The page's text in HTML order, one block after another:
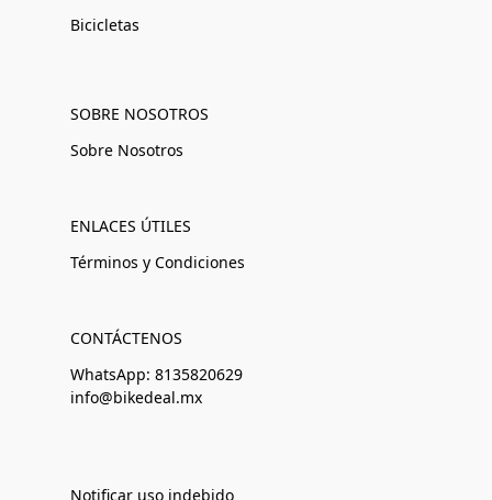
Bicicletas
SOBRE NOSOTROS
Sobre Nosotros
ENLACES ÚTILES
Términos y Condiciones
CONTÁCTENOS
WhatsApp: 8135820629
info@bikedeal.mx
Notificar uso indebido